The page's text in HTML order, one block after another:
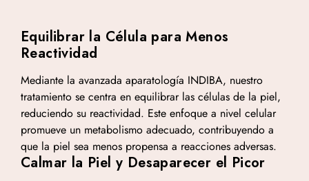
Equilibrar la Célula para Menos
Reactividad
Mediante la avanzada aparatología INDIBA, nuestro
tratamiento se centra en equilibrar las células de la piel,
reduciendo su reactividad. Este enfoque a nivel celular
promueve un metabolismo adecuado, contribuyendo a
que la piel sea menos propensa a reacciones adversas.
Calmar la Piel y Desaparecer el Picor